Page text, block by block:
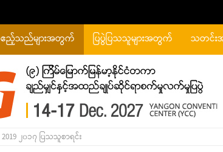
ဧည့်သည်များအတွက် ပြပွဲပြသသူများအတွက် သတင်း
2019 ၂၀၁၇ ပြသသူစာရင်း